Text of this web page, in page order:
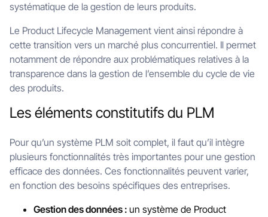
systématique de la gestion de leurs produits.
Le Product Lifecycle Management vient ainsi répondre à
cette transition vers un marché plus concurrentiel. Il permet
notamment de répondre aux problématiques relatives à la
transparence dans la gestion de l’ensemble du cycle de vie
des produits.
Les éléments constitutifs du PLM
Pour qu’un système PLM soit complet, il faut qu’il intègre
plusieurs fonctionnalités très importantes pour une gestion
efficace des données. Ces fonctionnalités peuvent varier,
en fonction des besoins spécifiques des entreprises.
Gestion des données : un système de Product